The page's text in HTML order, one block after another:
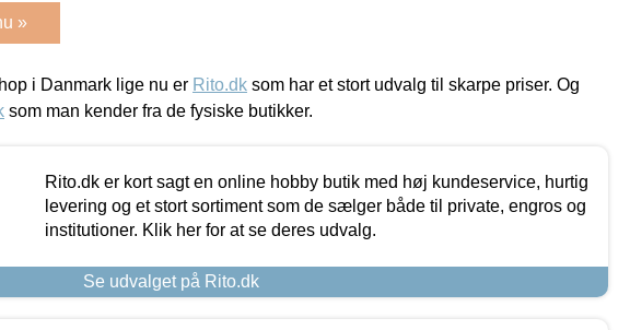
»
i Danmark lige nu er Rito.dk som har et stort udvalg til skarpe priser. Og
som man kender fra de fysiske butikker.
Rito.dk er kort sagt en online hobby butik med høj kundeservice, hurtig
levering og et stort sortiment som de sælger både til private, engros og
institutioner. Klik her for at se deres udvalg.
Se udvalget på Rito.dk